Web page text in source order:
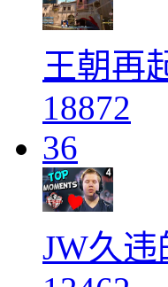
王朝再
18872
36
JW久